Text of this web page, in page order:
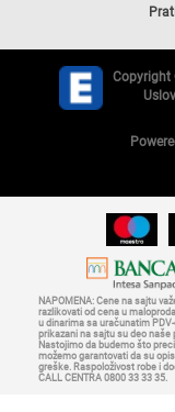
Copyright
NAPOMENA: Cene na sajtu
razlikovati od cena u
u dinarima sa uračunatim
prikazani na sajtu su deo naše
Nastojimo da budemo što
možemo garantovati da su
greške. Raspoloživost robe i
CALL CENTRA 0800 33 33 35.